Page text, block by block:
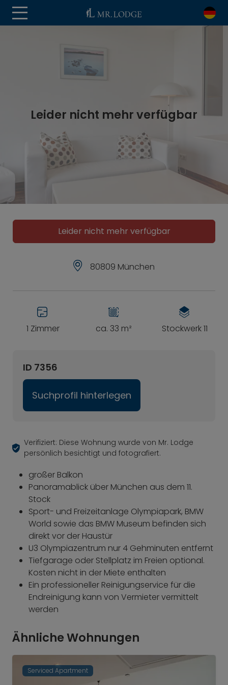
Leider nicht mehr verfügbar
Leider nicht mehr verfügbar
80809 München
1 Zimmer ca. 33 m² Stockwerk 11
ID 7356
Suchprofil hinterlegen
Verifiziert: Diese Wohnung wurde von Mr. Lodge
persönlich besichtigt und fotografiert.
großer Balkon
Panoramablick über München aus dem 11.
Stock
Sport- und Freizeitanlage Olympiapark, BMW
World sowie das BMW Museum befinden sich
direkt vor der Haustür
U3 Olympiazentrum nur 4 Gehminuten entfernt
Tiefgarage oder Stellplatz im Freien optional.
Kosten nicht in der Miete enthalten
Ein professioneller Reinigungservice für die
Endreinigung kann von Vermieter vermittelt
werden
Ähnliche Wohnungen
Serviced Apartment